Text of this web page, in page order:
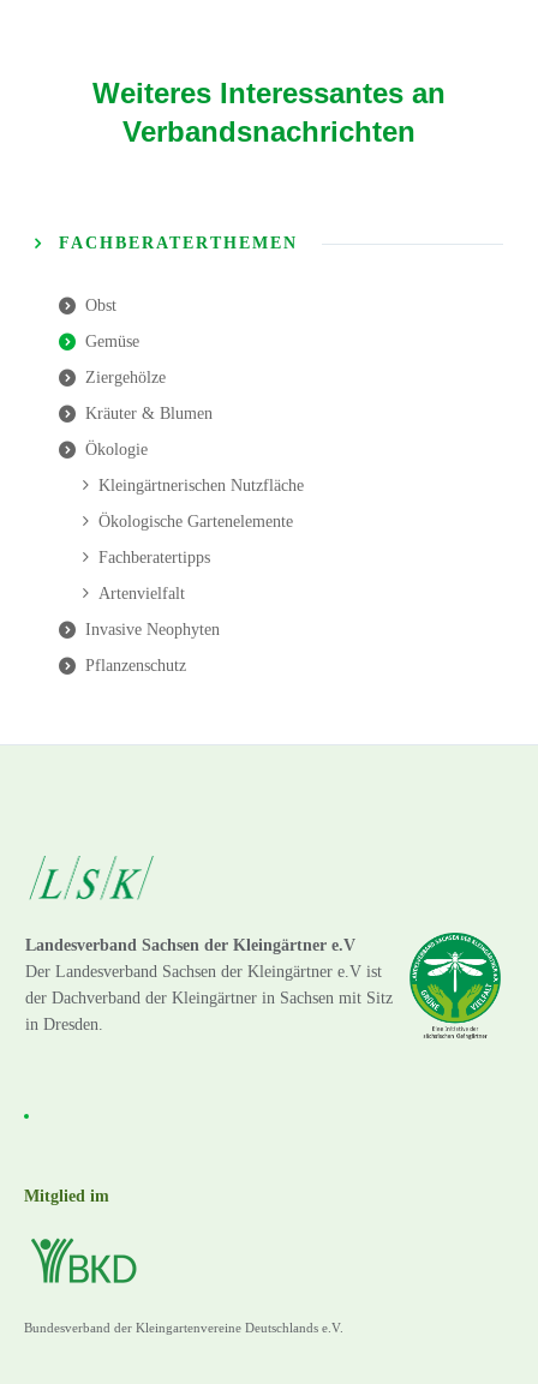
Weiteres Interessantes an
Verbandsnachrichten
FACHBERATERTHEMEN
Obst
Gemüse
Ziergehölze
Kräuter & Blumen
Ökologie
Kleingärtnerischen Nutzfläche
Ökologische Gartenelemente
Fachberatertipps
Artenvielfalt
Invasive Neophyten
Pflanzenschutz
Landesverband Sachsen der Kleingärtner e.V
Der Landesverband Sachsen der Kleingärtner e.V ist
der Dachverband der Kleingärtner in Sachsen mit Sitz
in Dresden.
Mitglied im
Bundesverband der Kleingartenvereine Deutschlands e.V.